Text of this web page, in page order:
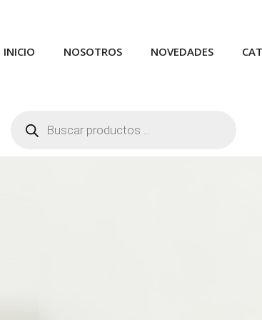
INICIO NOSOTROS NOVEDADES
productos